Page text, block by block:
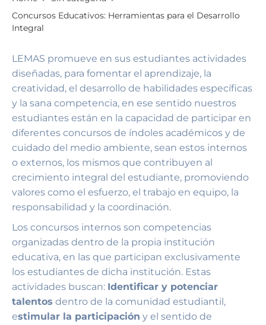
Concursos Educativos: Herramientas para el Desarrollo
Integral
LEMAS promueve en sus estudiantes actividades
diseñadas, para fomentar el aprendizaje, la
creatividad, el desarrollo de habilidades específicas
y la sana competencia, en ese sentido nuestros
estudiantes están en la capacidad de participar en
diferentes concursos de índoles académicos y de
cuidado del medio ambiente, sean estos internos
o externos, los mismos que contribuyen al
crecimiento integral del estudiante, promoviendo
valores como el esfuerzo, el trabajo en equipo, la
responsabilidad y la coordinación.
Los concursos internos son competencias
organizadas dentro de la propia institución
educativa, en las que participan exclusivamente
los estudiantes de dicha institución. Estas
actividades buscan: Identificar y potenciar
talentos dentro de la comunidad estudiantil,
estimular la participación y el sentido de